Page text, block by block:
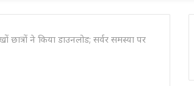
छात्रों ने किया डाउनलोड; सर्वर समस्या पर